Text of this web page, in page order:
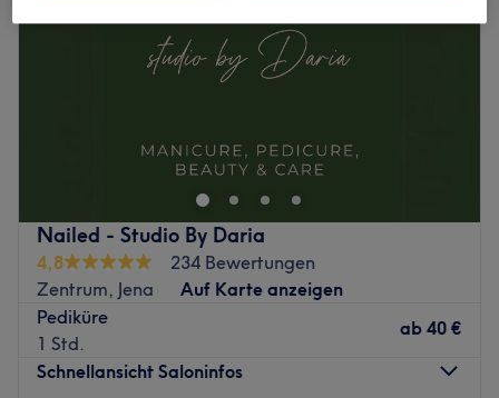
Nailed - Studio By Daria
4,8
234 Bewertungen
Zentrum, Jena
Auf Karte anzeigen
Pediküre
1 Std.
ab 40 €
Schnellansicht Saloninfos